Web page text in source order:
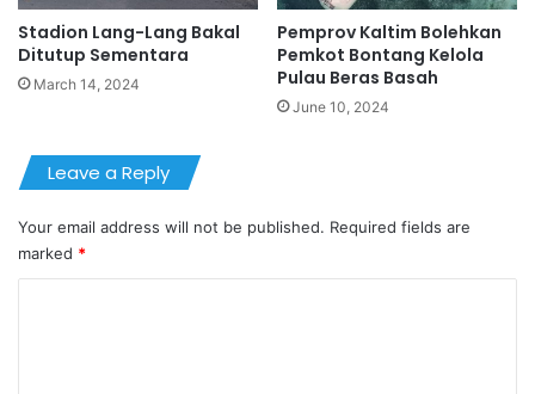
Stadion Lang-Lang Bakal
Ditutup Sementara
March 14, 2024
Pemprov Kaltim Bolehkan
Pemkot Bontang Kelola
Pulau Beras Basah
June 10, 2024
Leave a Reply
Your email address will not be published. Required fields are
marked *